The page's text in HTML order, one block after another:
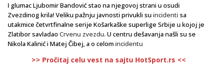
I glumac Ljubomir Bandović stao na njegovoj strani u osudi
Zvezdinog krila! Veliku pažnju javnosti privukli su incidenti sa
utakmice četvrtfinalne serije Košarkaške superlige Srbije u kojoj je
Zlatibor savladao Crvenu zvezdu. U centru dešavanja našli su se
Nikola Kalinić i Matej Čibej, a o celom incidentu
>> Pročitaj celu vest na sajtu HotSport.rs <<